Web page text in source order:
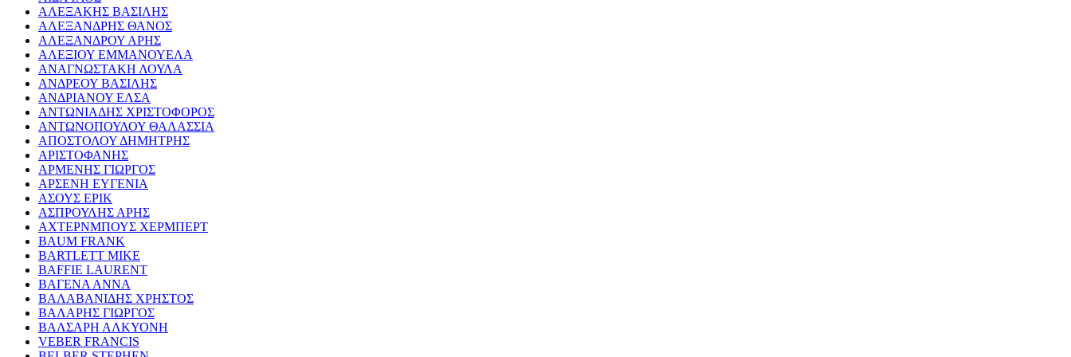
ΑΛΕΞΑΚΗΣ ΒΑΣΙΛΗΣ
ΑΛΕΞΑΝΔΡΗΣ ΘΑΝΟΣ
ΑΛΕΞΑΝΔΡΟΥ ΑΡΗΣ
ΑΛΕΞΙΟΥ ΕΜΜΑΝΟΥΕΛΑ
ΑΝΑΓΝΩΣΤΑΚΗ ΛΟΥΛΑ
ΑΝΔΡΕΟΥ ΒΑΣΙΛΗΣ
ΑΝΔΡΙΑΝΟΥ ΕΛΣΑ
ΑΝΤΩΝΙΑΔΗΣ ΧΡΙΣΤΟΦΟΡΟΣ
ΑΝΤΩΝΟΠΟΥΛΟΥ ΘΑΛΑΣΣΙΑ
ΑΠΟΣΤΟΛΟΥ ΔΗΜΗΤΡΗΣ
ΑΡΙΣΤΟΦΑΝΗΣ
ΑΡΜΕΝΗΣ ΓΙΩΡΓΟΣ
ΑΡΣΕΝΗ ΕΥΓΕΝΙΑ
ΑΣΟΥΣ ΕΡΙΚ
ΑΣΠΡΟΥΛΗΣ ΑΡΗΣ
ΑΧΤΕΡΝΜΠΟΥΣ ΧΕΡΜΠΕΡΤ
BAUM FRANK
BARTLETT MIKE
BAFFIE LAURENT
ΒΑΓΕΝΑ ΑΝΝΑ
ΒΑΛΑΒΑΝΙΔΗΣ ΧΡΗΣΤΟΣ
ΒΑΛΑΡΗΣ ΓΙΩΡΓΟΣ
ΒΑΛΣΑΡΗ ΑΛΚΥΟΝΗ
VEBER FRANCIS